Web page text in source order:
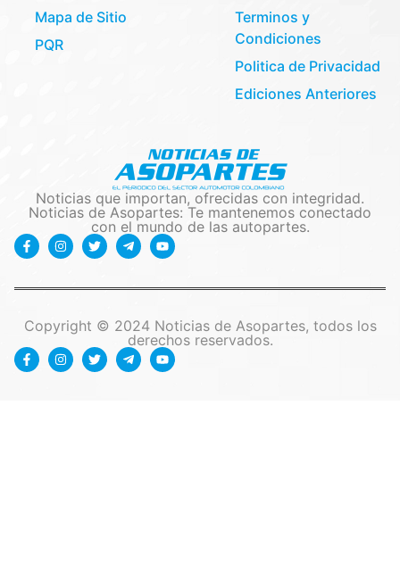
Mapa de Sitio
PQR
Terminos y
Condiciones
Politica de Privacidad
Ediciones Anteriores
Noticias que importan, ofrecidas con integridad.
Noticias de Asopartes: Te mantenemos conectado
con el mundo de las autopartes.
Copyright © 2024 Noticias de Asopartes, todos los
derechos reservados.